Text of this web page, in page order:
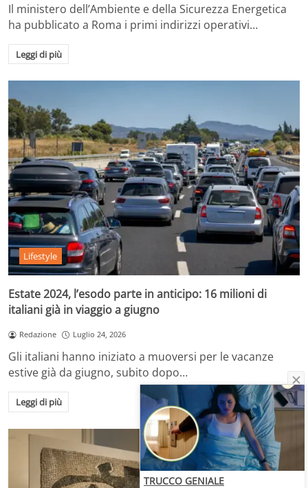
Il ministero dell’Ambiente e della Sicurezza Energetica
ha pubblicato a Roma i primi indirizzi operativi…
Leggi di più
Lifestyle
Estate 2024, l’esodo parte in anticipo: 16 milioni di
italiani già in viaggio a giugno
Redazione Luglio 24, 2026
Gli italiani hanno iniziato a muoversi per le vacanze
estive già da giugno, subito dopo…
Leggi di più
TRUCCO GENIALE